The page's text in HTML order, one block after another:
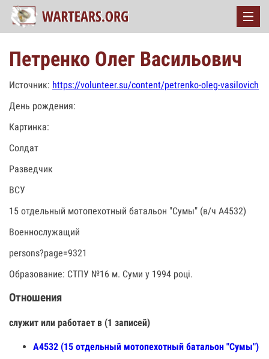
Петренко Олег Васильович
Источник: https://volunteer.su/content/petrenko-oleg-vasilovich
День рождения:
Картинка:
Солдат
Разведчик
ВСУ
15 отдельный мотопехотный батальон "Сумы" (в/ч А4532)
Военнослужащий
persons?page=9321
Образование: СТПУ №16 м. Суми у 1994 році.
Отношения
служит или работает в (1 записей)
А4532 (15 отдельный мотопехотный батальон "Сумы")